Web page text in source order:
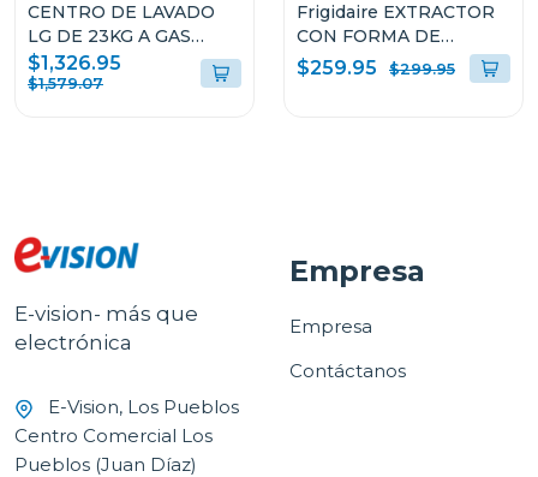
CENTRO DE LAVADO
LG DE 23KG A GAS
COLOR GRIS
WM23VFXS6/DF74VFXS6B
$1,326.95
$1,579.07
Frigidaire EXTRACTOR
CON FORMA DE
CAMPANA DE 36" PARA
PARED L904EXI
$259.95 $299.95
E-vision- más que
electrónica
E-Vision, Los Pueblos
Centro Comercial Los
Pueblos (Juan Díaz)
Empresa
Empresa
Contáctanos